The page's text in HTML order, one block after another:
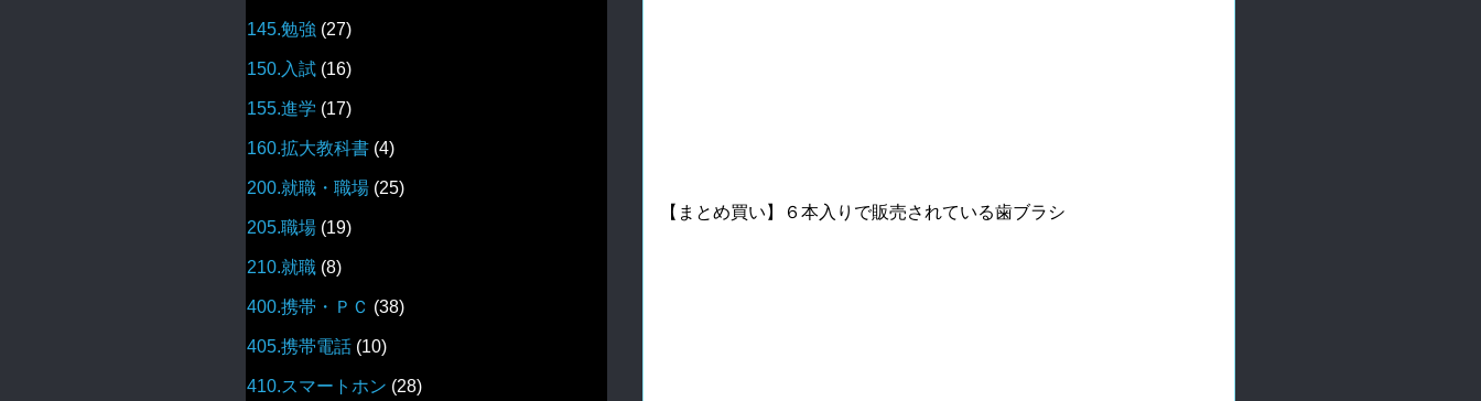
【まとめ買い】６本入りで販売されている歯ブラシ
145.勉強 (27)
150.入試 (16)
155.進学 (17)
160.拡大教科書 (4)
200.就職・職場 (25)
205.職場 (19)
210.就職 (8)
400.携帯・ＰＣ (38)
405.携帯電話 (10)
410.スマートホン (28)